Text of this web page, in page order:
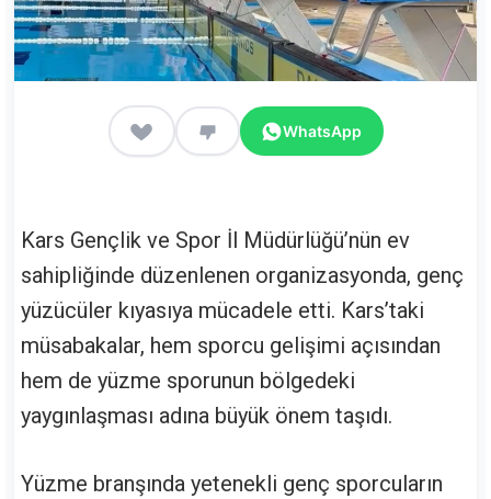
WhatsApp
Kars Gençlik ve Spor İl Müdürlüğü’nün ev
sahipliğinde düzenlenen organizasyonda, genç
yüzücüler kıyasıya mücadele etti. Kars’taki
müsabakalar, hem sporcu gelişimi açısından
hem de yüzme sporunun bölgedeki
yaygınlaşması adına büyük önem taşıdı.
Yüzme branşında yetenekli genç sporcuların